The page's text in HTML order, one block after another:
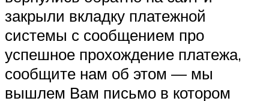
закрыли вкладку платежной
системы с сообщением про
успешное прохождение платежа,
сообщите нам об этом — мы
вышлем Вам письмо в котором